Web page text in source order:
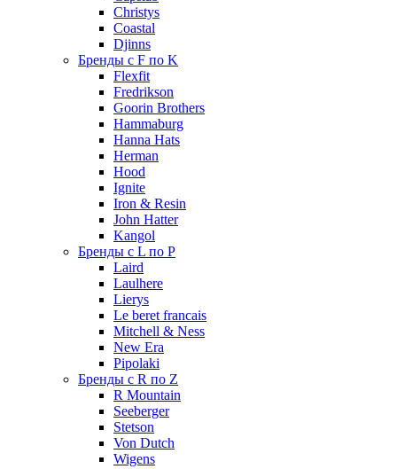
Christys
Coastal
Djinns
Бренды с F по K
Flexfit
Fredrikson
Goorin Brothers
Hammaburg
Hanna Hats
Herman
Hood
Ignite
Iron & Resin
John Hatter
Kangol
Бренды с L по P
Laird
Laulhere
Lierys
Le beret francais
Mitchell & Ness
New Era
Pipolaki
Бренды с R по Z
R Mountain
Seeberger
Stetson
Von Dutch
Wigens